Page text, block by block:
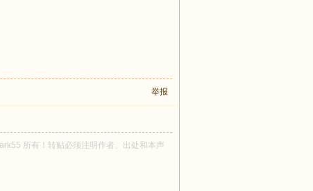
举报
所有！转贴必须注明作者、出处和本声